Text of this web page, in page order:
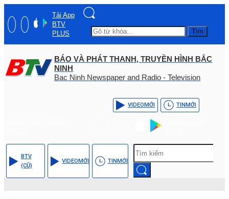
Tải App
BTV
PLUS
Tìm
BÁO VÀ PHÁT THANH, TRUYỀN HÌNH BẮC
NINH
Bac Ninh Newspaper and Radio - Television
VIDEOMỚI TINMỚI
BTV
(CŨ)
VIDEOMỚI TINMỚI